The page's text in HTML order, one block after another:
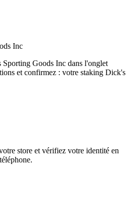
Inc
Goods Inc dans l'onglet
et confirmez : votre staking Dick's
store et vérifiez votre identité en